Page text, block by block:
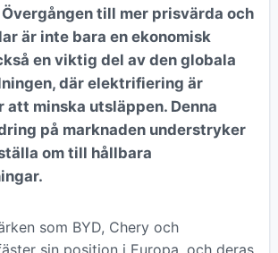
till mer prisvärda och
är inte bara en ekonomisk
en viktig del av den globala
där elektrifiering är
att minska utsläppen. Denna
på marknaden understryker
om till hållbara
som BYD, Chery och
sin position i Europa, och deras